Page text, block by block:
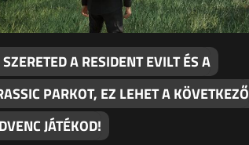
A RESIDENT EVILT ÉS A
PARKOT, EZ LEHET A KÖVETKEZŐ
JÁTÉKOD!